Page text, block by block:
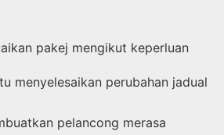
pakej mengikut keperluan
menyelesaikan perubahan jadual
pelancong merasa